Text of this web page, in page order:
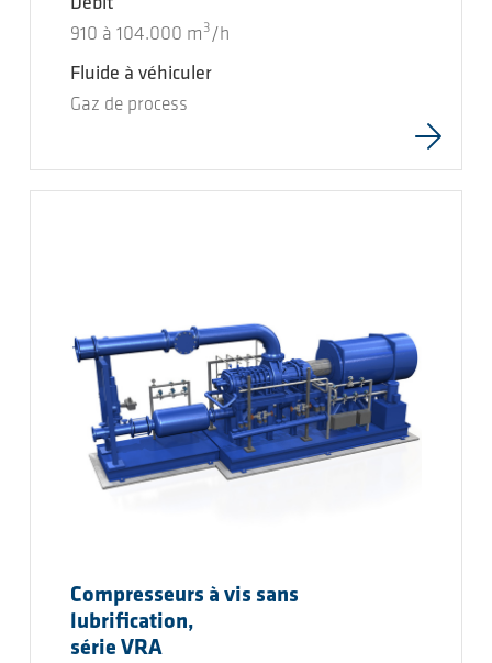
910 à 104.000 m 3 /h
Fluide à véhiculer
Gaz de process
Compresseurs à vis sans
lubrification,
série VRA